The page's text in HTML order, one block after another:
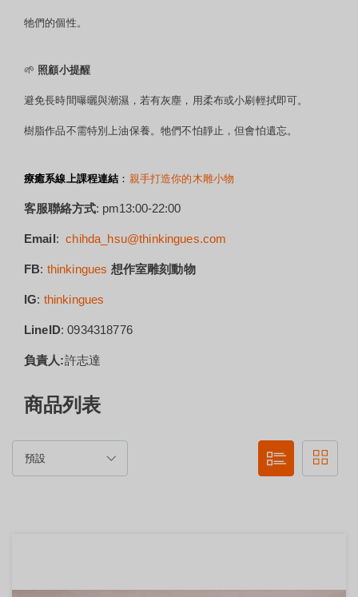
牠們的個性。
🌱 照顧小提醒
避免長時間曝曬與潮濕， 若有灰塵，用柔布或小刷輕拭即可。
樹脂作品不需特別上油保養。牠們不怕靜止，但會怕遺忘。
療癒系線上課程連結 ： 親手打造你的木雕小物
客服聯絡方式: pm13:00-22:00
Email :chihda_hsu@thinkingues.com
FB: thinkingues 想作室雕刻動物
IG: thinkingues
LineID: 0934318776
負責人:許志達
商品列表